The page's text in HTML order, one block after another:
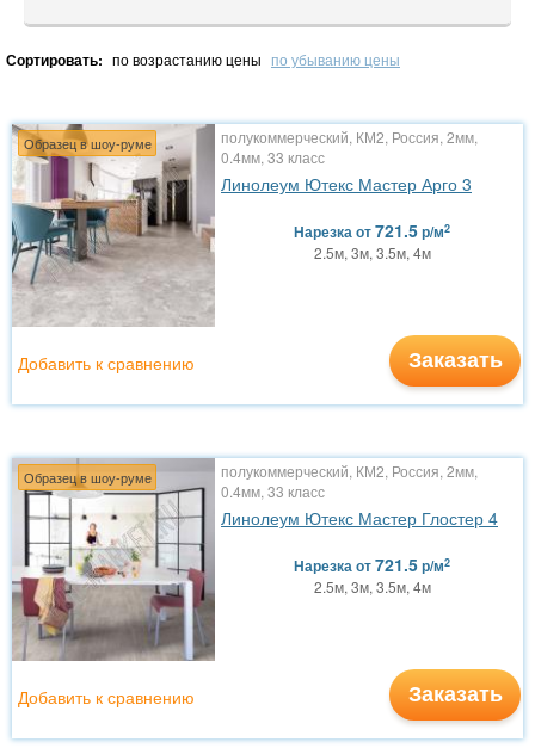
Сортировать: по возрастанию цены по убыванию цены
Образец в шоу-руме
полукоммерческий, КМ2, Россия, 2мм,
0.4мм, 33 класс
Линолеум Ютекс Мастер Арго 3
Нарезкаот721.5р/м2
2.5м, 3м, 3.5м, 4м
Заказать
Добавить к сравнению
Образец в шоу-руме
полукоммерческий, КМ2, Россия, 2мм,
0.4мм, 33 класс
Линолеум Ютекс Мастер Глостер 4
Нарезкаот721.5р/м2
2.5м, 3м, 3.5м, 4м
Заказать
Добавить к сравнению